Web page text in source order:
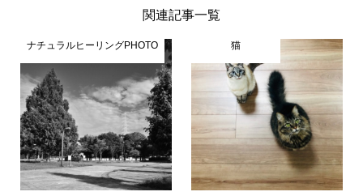
関連記事一覧
ナチュラルヒーリングPHOTO 猫